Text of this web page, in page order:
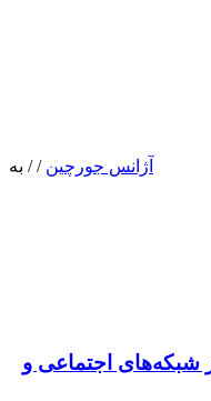
آژانس جورچین /
/ به
شبکه‌های اجتماعی و